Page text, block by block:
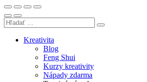
Kreativita
Blog
Feng Shui
Kurzy kreativity
Nápady zdarma